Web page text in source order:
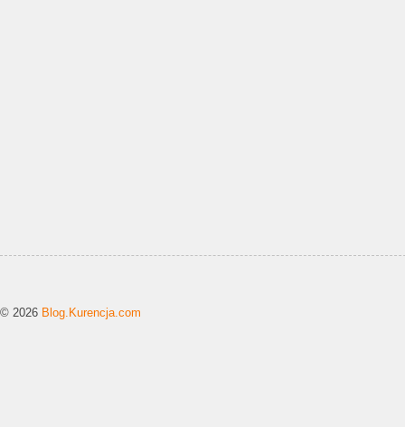
© 2026 Blog.Kurencja.com